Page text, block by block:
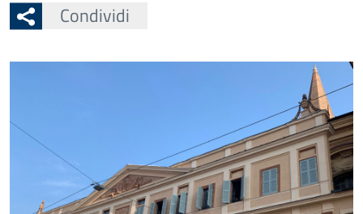
Condividi